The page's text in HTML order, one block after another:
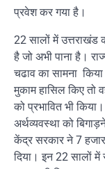
प्रवेश कर गया है।
22 सालों में
है जो अभी पाना है।
चढाव का सामना किया
मुकाम हासिल किए तो
को प्रभावित भी
अर्थव्यवस्था को
केंद्र सरकार ने 7
दिया। इन 22 सालों में